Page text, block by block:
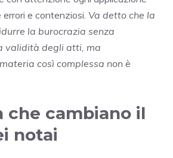
e contenziosi. Va detto che la
la burocrazia senza
validità degli atti, ma
così complessa non è
che cambiano il
notai